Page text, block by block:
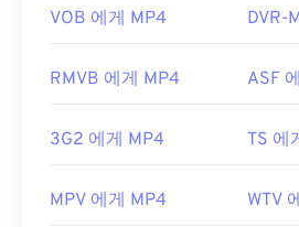
https://en.wikipedia.org/wiki/
https://mpeg.chiariglione.org/
음악-플레이어-애플리케이션-포
되지 않음을 의미합니다. 이 문
개발자: Moving Picture Experts
최초 출시: 1999년
유용한 링크:
VOB 에게 MP4 DVR-
RMVB 에게 MP4 ASF
3G2 에게 MP4 TS 에
MPV 에게 MP4 WTV